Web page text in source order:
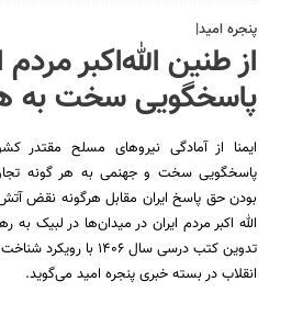
پنجره امید|
از طنین الله‌اکبر
پاسخگویی سخت به
ایمنا از آمادگی نیروهای مسلح مقتدر
پاسخگویی سخت و جهنمی به هر گونه
بودن حق پاسخ ایران مقابل هرگونه نقض
الله اکبر مردم ایران در میدان‌ها در لبیک به
تدوین کتب درسی سال ۱۴۰۶ با
انقلاب در بسته خبری پنجره امید می‌گوید.